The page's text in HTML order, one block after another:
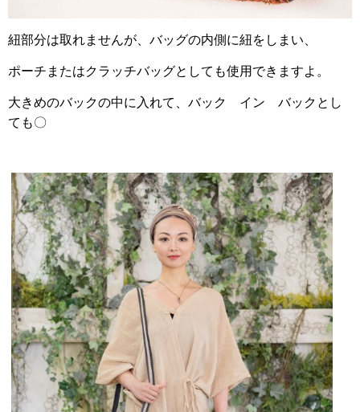
紐部分は取れませんが、バッグの内側に紐をしまい、
ポーチまたはクラッチバッグとしても使用できますよ。
大きめのバックの中に入れて、バック イン バックとし
ても〇